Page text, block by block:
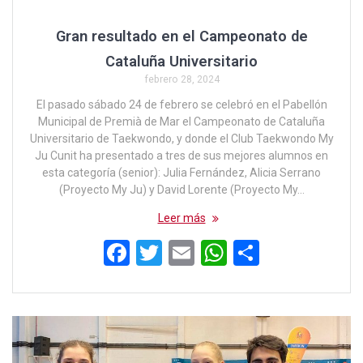
Gran resultado en el Campeonato de
Cataluña Universitario
febrero 28, 2024
El pasado sábado 24 de febrero se celebró en el Pabellón
Municipal de Premià de Mar el Campeonato de Cataluña
Universitario de Taekwondo, y donde el Club Taekwondo My
Ju Cunit ha presentado a tres de sus mejores alumnos en
esta categoría (senior): Julia Fernández, Alicia Serrano
(Proyecto My Ju) y David Lorente (Proyecto My…
Leer más
F
b
o
T
er
E W
A
p
ar